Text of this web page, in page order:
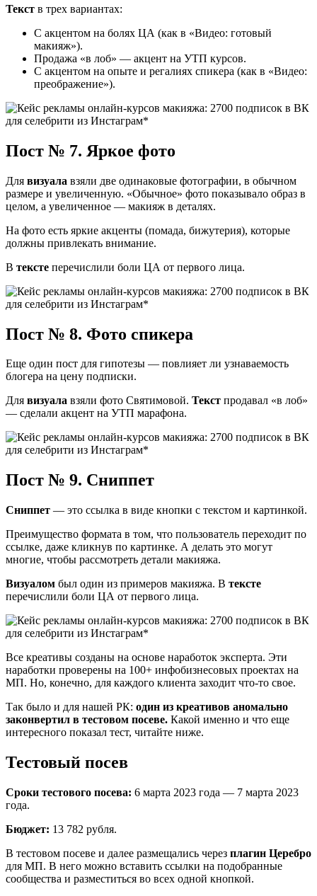
Текст в трех вариантах:
С акцентом на болях ЦА (как в «Видео: готовый
макияж»).
Продажа «в лоб» — акцент на УТП курсов.
С акцентом на опыте и регалиях спикера (как в «Видео:
преображение»).
Пост № 7. Яркое фото
Для визуала взяли две одинаковые фотографии, в обычном
размере и увеличенную. «Обычное» фото показывало образ в
целом, а увеличенное — макияж в деталях.
На фото есть яркие акценты (помада, бижутерия), которые
должны привлекать внимание.
В тексте перечислили боли ЦА от первого лица.
Пост № 8. Фото спикера
Еще один пост для гипотезы — повлияет ли узнаваемость
блогера на цену подписки.
Для визуала взяли фото Святимовой. Текст продавал «в лоб»
— сделали акцент на УТП марафона.
Пост № 9. Сниппет
Сниппет — это ссылка в виде кнопки с текстом и картинкой.
Преимущество формата в том, что пользователь переходит по
ссылке, даже кликнув по картинке. А делать это могут
многие, чтобы рассмотреть детали макияжа.
Визуалом был один из примеров макияжа. В тексте
перечислили боли ЦА от первого лица.
Все креативы созданы на основе наработок эксперта. Эти
наработки проверены на 100+ инфобизнесовых проектах на
МП. Но, конечно, для каждого клиента заходит что-то свое.
Так было и для нашей РК: один из креативов аномально
законвертил в тестовом посеве. Какой именно и что еще
интересного показал тест, читайте ниже.
Тестовый посев
Сроки тестового посева: 6 марта 2023 года — 7 марта 2023
года.
Бюджет: 13 782 рубля.
В тестовом посеве и далее размещались через плагин Церебро
для МП. В него можно вставить ссылки на подобранные
сообщества и разместиться во всех одной кнопкой.